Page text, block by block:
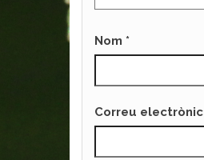
Nom *
Correu electrònic